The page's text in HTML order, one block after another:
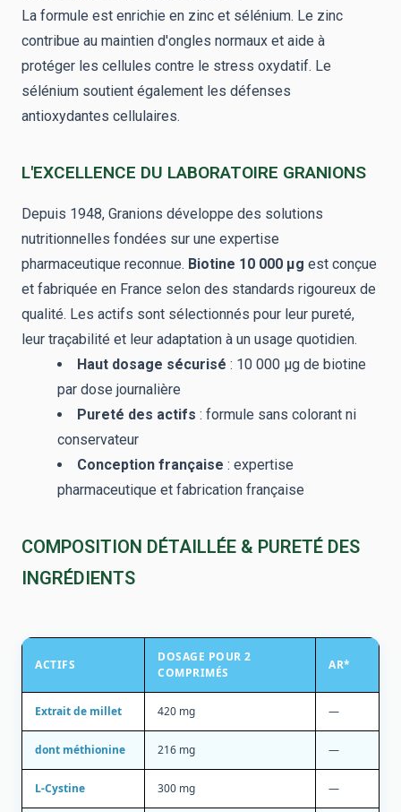
La formule est enrichie en zinc et sélénium. Le zinc
contribue au maintien d'ongles normaux et aide à
protéger les cellules contre le stress oxydatif. Le
sélénium soutient également les défenses
antioxydantes cellulaires.
L'EXCELLENCE DU LABORATOIRE GRANIONS
Depuis 1948, Granions développe des solutions
nutritionnelles fondées sur une expertise
pharmaceutique reconnue. Biotine 10 000 µg est conçue
et fabriquée en France selon des standards rigoureux de
qualité. Les actifs sont sélectionnés pour leur pureté,
leur traçabilité et leur adaptation à un usage quotidien.
Haut dosage sécurisé : 10 000 µg de biotine
par dose journalière
Pureté des actifs : formule sans colorant ni
conservateur
Conception française : expertise
pharmaceutique et fabrication française
COMPOSITION DÉTAILLÉE & PURETÉ DES
INGRÉDIENTS
ACTIFS
DOSAGE POUR 2
COMPRIMÉS
AR*
Extrait de millet 420 mg —
dont méthionine 216 mg —
L-Cystine 300 mg —